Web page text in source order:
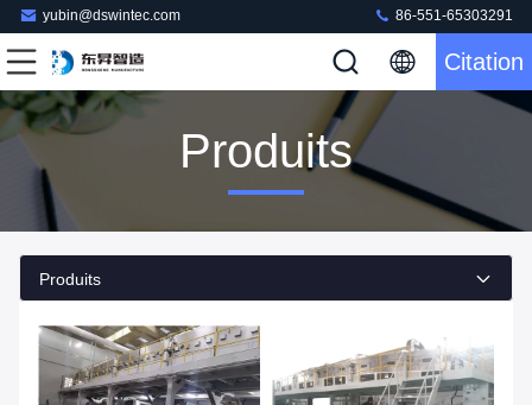
yubin@dswintec.com 86-551-65303291
Citation
Produits
Produits